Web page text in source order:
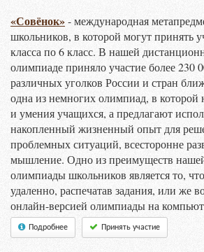
«Совёнок»- международная
школьников, в которой могут принять
класса по 6 класс. В нашей
олимпиаде приняло участие более 230
различных уголков России и стран
одна из немногих олимпиад, в которой
и умения учащихся, а предлагают
накопленный жизненный опыт для
проблемных ситуаций, всесторонне
мышление. Одно из преимуществ
олимпиады школьников является то,
удаленно, распечатав задания, или же
онлайн-версией олимпиады на
Подробнее Принять участие